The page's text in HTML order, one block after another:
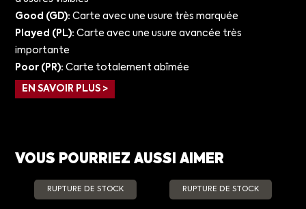
Good (GD): Carte avec une usure très marquée
Played (PL): Carte avec une usure avancée très
importante
Poor (PR): Carte totalement abîmée
EN SAVOIR PLUS >
VOUS POURRIEZ AUSSI AIMER
RUPTURE DE STOCK RUPTURE DE STOCK